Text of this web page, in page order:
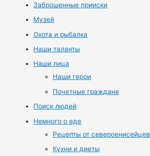
Заброшенные прииски
Музей
Охота и рыбалка
Наши таланты
Наши лица
Наши герои
Почетные граждане
Поиск людей
Немного о еде
Рецепты от североенисейцев
Кухни и диеты